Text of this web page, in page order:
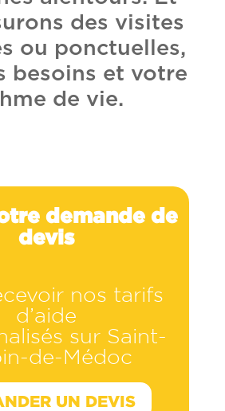
des visites
ou ponctuelles,
besoins et votre
de vie.
demande de
devis
nos tarifs
d’aide
sur Saint-
de-Médoc
UN DEVIS